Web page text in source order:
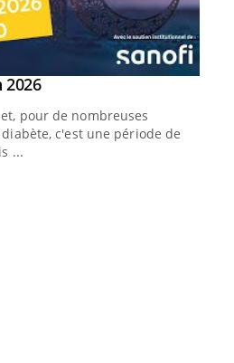
2026Youtube
pour de nombreuses
c'est une période de
...